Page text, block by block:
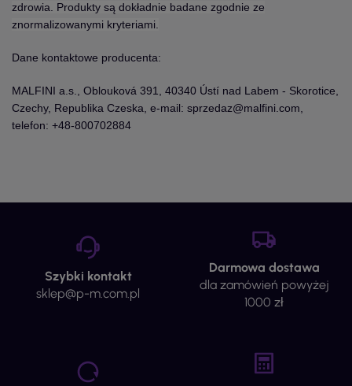
zdrowia. Produkty są dokładnie badane zgodnie ze
znormalizowanymi kryteriami.
Dane kontaktowe producenta:
MALFINI a.s., Oblouková 391, 40340 Ústí nad Labem - Skorotice,
Czechy, Republika Czeska, e-mail: sprzedaz@malfini.com,
telefon: +48-800702884
Szybki kontakt
sklep@p-m.com.pl
Darmowa dostawa
dla zamówień powyżej
1000 zł